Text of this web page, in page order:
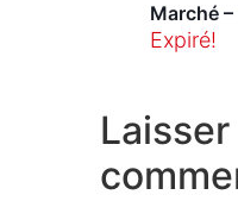
Marché –
Expiré!
Laisser